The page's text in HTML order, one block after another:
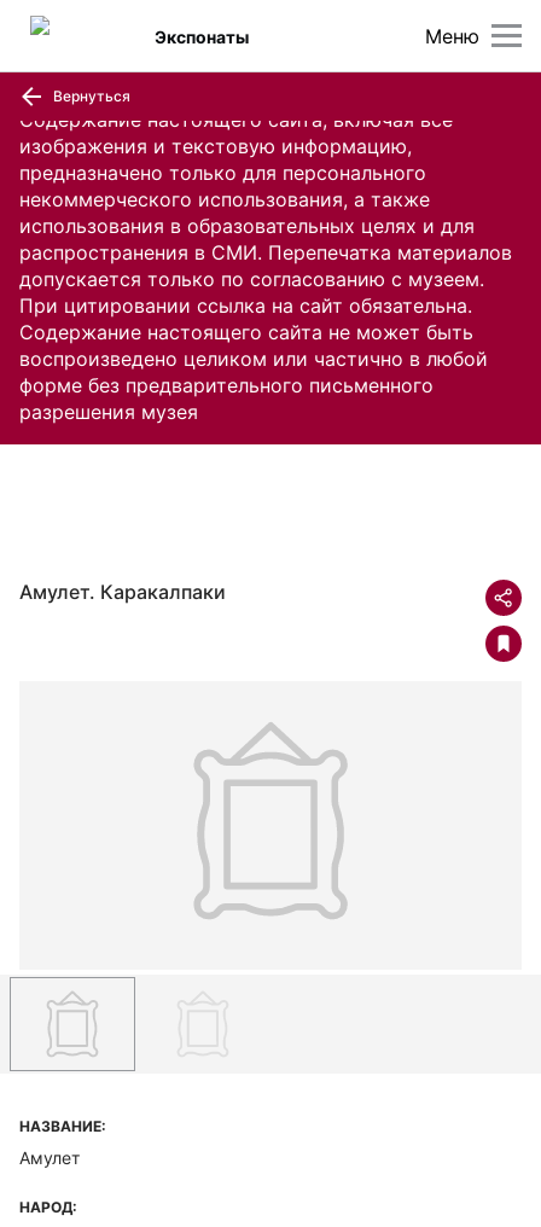
Содержание настоящего сайта, включая все
изображения и текстовую информацию,
предназначено только для персонального
некоммерческого использования, а также
использования в образовательных целях и для
распространения в СМИ. Перепечатка материалов
допускается только по согласованию с музеем.
При цитировании ссылка на сайт обязательна.
Содержание настоящего сайта не может быть
воспроизведено целиком или частично в любой
форме без предварительного письменного
разрешения музея
Меню
Экспонаты
Вернуться
Амулет. Каракалпаки
НАЗВАНИЕ:
Амулет
НАРОД: